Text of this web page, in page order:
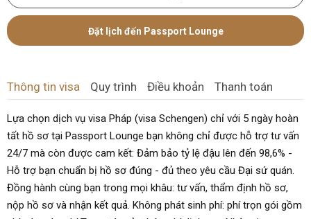
Đặt lịch đến Passport Lounge
Thông tin visa Quy trình Điều khoản Thanh toán
Lựa chọn dịch vụ visa Pháp (visa Schengen) chỉ với 5 ngày hoàn
tất hồ sơ tại Passport Lounge bạn không chỉ được hỗ trợ tư vấn
24/7 mà còn được cam kết: Đảm bảo tỷ lệ đậu lên đến 98,6% -
Hỗ trợ bạn chuẩn bị hồ sơ đúng - đủ theo yêu cầu Đại sứ quán.
Đồng hành cùng bạn trong mọi khâu: tư vấn, thẩm định hồ sơ,
nộp hồ sơ và nhận kết quả. Không phát sinh phí: phí trọn gói gồm